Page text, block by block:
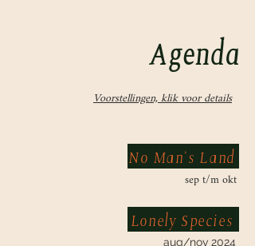
Agenda
Voorstellingen, klik voor details
No Man's Land
sep t/m okt
Lonely Species
aug/nov 2024